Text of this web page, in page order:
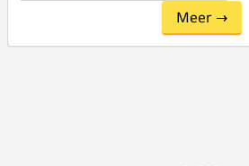
Meer →